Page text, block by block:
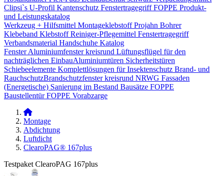
Clipsi`s U-Profil Kantenschutz Fenstertragegriff FOPPE Produkt-
und Leistungskatalog
Werkzeug + Hilfsmittel Montageklebstoff Projahn Bohrer
Klebeband Klebstoff Reiniger-Pflegemittel Fenstertragegriff
Verbandsmaterial Handschuhe Katalog
Fenster Aluminiumfenster kreisrund Lüftungsflügel für den
nachträglichen Einbau​Aluminiumtüren Sicherheitstüren
Schiebeelemente Komplettlösungen für Insektenschutz Brand- und
Rauchschutz​Brandschutzfenster kreisrund NRWG Fassaden
(Energetische) Sanierung im Bestand Bausätze FOPPE
Baustellentür FOPPE Vorabzarge
Montage
Abdichtung
Luftdicht
ClearoPAG® 167plus
Testpaket ClearoPAG 167plus